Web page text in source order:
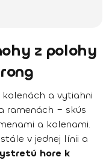
z polohy
a vytiahni
ramenách – skús
a kolenami.
v jednej línii a
hore k